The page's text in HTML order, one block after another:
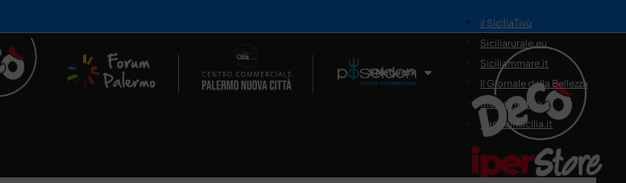
Il Network
il SiciliaTivù
Siciliarurale.eu
Siciliammare.it
Il Giornale della Bellezza
Siciliamedica.it
Sanitainsicilia.it